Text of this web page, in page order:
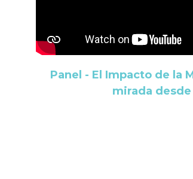
Panel - El Impacto de la
mirada